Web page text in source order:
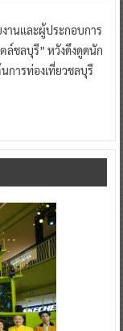
านและผู้ประกอบการ
ล์ชลบุรี” หวังดึงดูดนัก
การท่องเที่ยวชลบุรี